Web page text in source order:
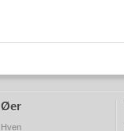
Øer
Hven